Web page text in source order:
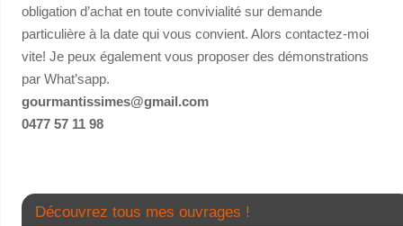
obligation d’achat en toute convivialité sur demande
particulière à la date qui vous convient. Alors contactez-moi
vite! Je peux également vous proposer des démonstrations
par What’sapp.
gourmantissimes@gmail.com
0477 57 11 98
Découvrez tous mes ouvrages !